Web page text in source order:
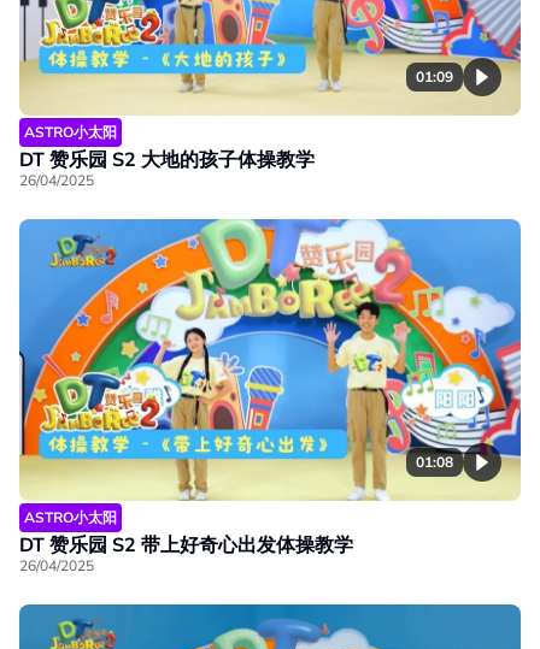
01:09
ASTRO小太阳
DT 赞乐园 S2 大地的孩子体操教学
26/04/2025
01:08
ASTRO小太阳
DT 赞乐园 S2 带上好奇心出发体操教学
26/04/2025